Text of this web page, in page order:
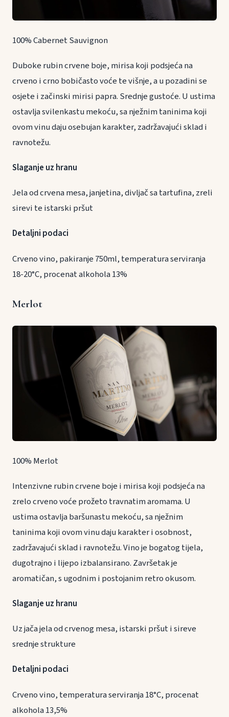
100% Cabernet Sauvignon
Duboke rubin crvene boje, mirisa koji podsjeća na
crveno i crno bobičasto voće te višnje, a u pozadini se
osjete i začinski mirisi papra. Srednje gustoće. U ustima
ostavlja svilenkastu mekoću, sa nježnim taninima koji
ovom vinu daju osebujan karakter, zadržavajući sklad i
ravnotežu.
Slaganje uz hranu
Jela od crvena mesa, janjetina, divljač sa tartufina, zreli
sirevi te istarski pršut
Detaljni podaci
Crveno vino, pakiranje 750ml, temperatura serviranja
18-20°C, procenat alkohola 13%
Merlot
100% Merlot
Intenzivne rubin crvene boje i mirisa koji podsjeća na
zrelo crveno voće prožeto travnatim aromama. U
ustima ostavlja baršunastu mekoću, sa nježnim
taninima koji ovom vinu daju karakter i osobnost,
zadržavajući sklad i ravnotežu. Vino je bogatog tijela,
dugotrajno i lijepo izbalansirano. Završetak je
aromatičan, s ugodnim i postojanim retro okusom.
Slaganje uz hranu
Uz jača jela od crvenog mesa, istarski pršut i sireve
srednje strukture
Detaljni podaci
Crveno vino, temperatura serviranja 18°C, procenat
alkohola 13,5%